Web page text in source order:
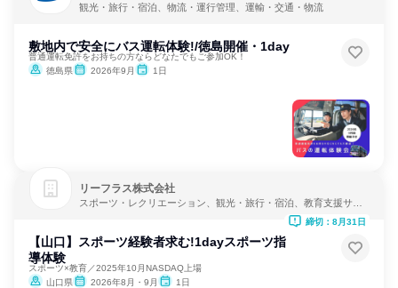
観光・旅行・宿泊、物流・運行管理、運輸・交通・物流
敷地内で安全にバス運転体験!/徳島開催・1day
普通運転免許をお持ちの方ならどなたでもご参加OK！
徳島県
2026年9月 1日
リーフラス株式会社
スポーツ・レクリエーション、観光・旅行・宿泊、教育支援サー
【山口】スポーツ経験者求む!1dayスポーツ指
導体験
スポーツ×教育／2025年10月NASDAQ上場
山口県
2026年8月・9月 1日
締切：8月31日